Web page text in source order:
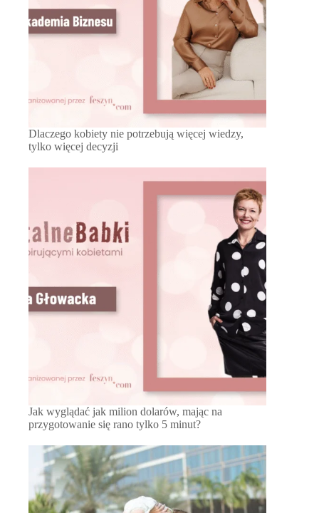
Dlaczego kobiety nie potrzebują więcej wiedzy,
tylko więcej decyzji
Jak wyglądać jak milion dolarów, mając na
przygotowanie się rano tylko 5 minut?